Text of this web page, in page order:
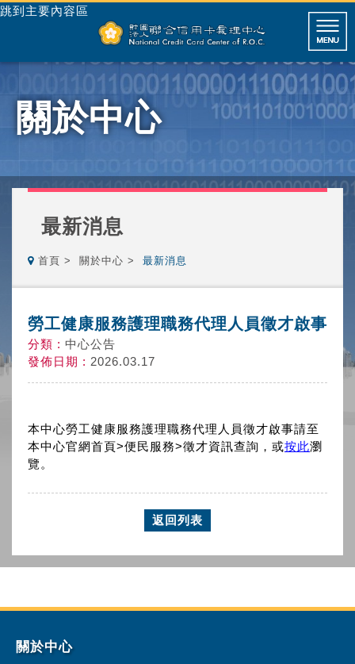
跳到主要內容區
關於中心
最新消息
首頁 關於中心 最新消息
勞工健康服務護理職務代理人員徵才啟事
分類 : 中心公告
發佈日期 : 2026.03.17
本中心勞工健康服務護理職務代理人員徵才啟事請至
本中心官網首頁>便民服務>徵才資訊查詢，或按此瀏
覽。
返回列表
關於中心